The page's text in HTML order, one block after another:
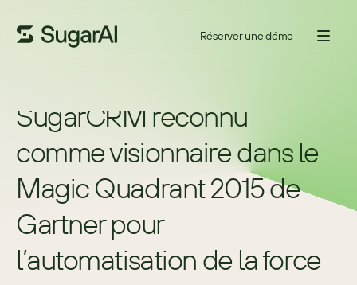
Réserver une démo
SugarCRM reconnu
comme visionnaire dans le
Magic Quadrant 2015 de
Gartner pour
l’automatisation de la force